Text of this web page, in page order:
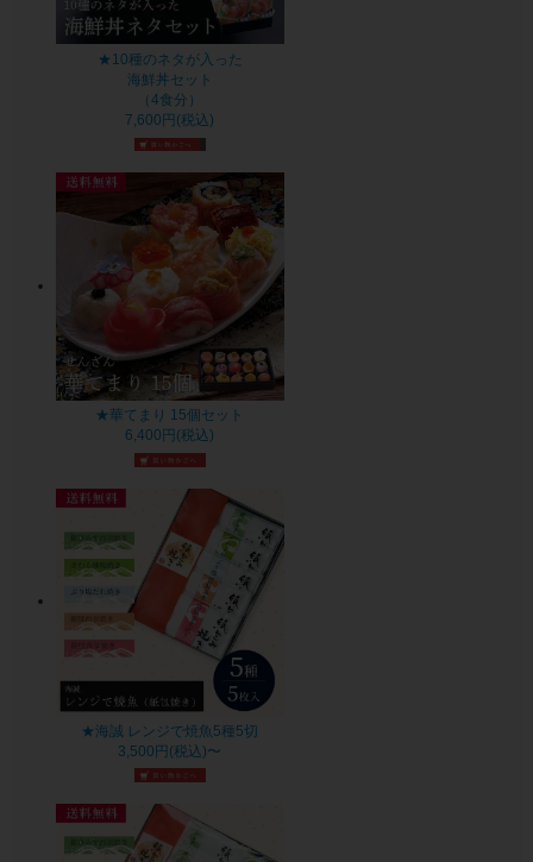
★10種のネタが入った
海鮮丼セット
（4食分）
7,600円(税込)
★華てまり 15個セット
6,400円(税込)
★海誠 レンジで焼魚5種5切
3,500円(税込)〜